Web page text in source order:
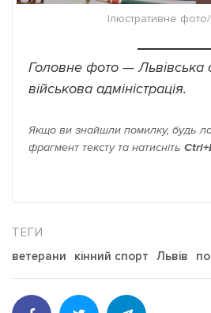
Ілюстративне
Головне фото — Львівська
військова адміністрація.
Якщо ви знайшли помилку, будь
фрагмент тексту та натисніть
ветерани кінний спорт Львів